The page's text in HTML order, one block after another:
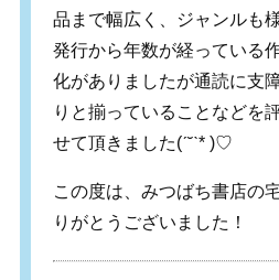
品まで幅広く、ジャンルも
発行から年数が経っている
化がありましたが通読に支
りと揃っていることなどを
せて頂きました(ˊ˘ˋ* )♡
この度は、みつばち書店の
りがとうございました！